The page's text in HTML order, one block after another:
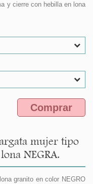
y cierre con hebilla en lona
Comprar
mujer tipo
NEGRA.
granito en color NEGRO